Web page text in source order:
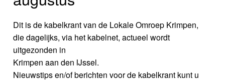
Dit is de kabelkrant van de Lokale Omroep Krimpen,
die dagelijks, via het kabelnet, actueel wordt
uitgezonden in
Krimpen aan den IJssel.
Nieuwstips en/of berichten voor de kabelkrant kunt u